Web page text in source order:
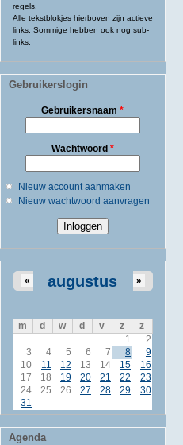
regels.
Alle tekstblokjes hierboven zijn actieve
links. Sommige hebben ook nog sub-
links.
Gebruikerslogin
Gebruikersnaam*
Wachtwoord *
Nieuw account aanmaken
Nieuw wachtwoord aanvragen
augustus
« »
m d w d v z
z
1
2
3
4 5 6 7 8
9
10
11 12 13 14 15
16
17
18 19 20 21 22
23
24
25 26 27 28 29
30
31
Agenda